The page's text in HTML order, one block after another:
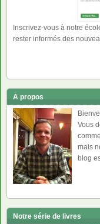
Inscrivez-vous à notre
rester informés des
A propos
Vous
mais
blog
Notre série de livres